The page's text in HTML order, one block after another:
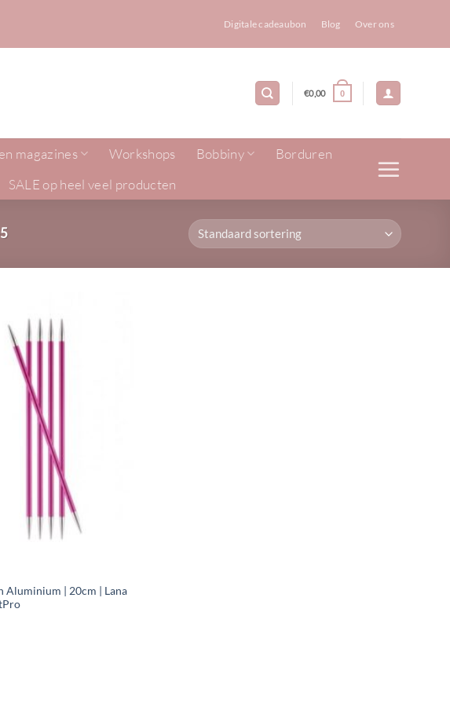
Digitale cadeaubon Blog Over ons
€0,00 0
magazines Workshops Bobbiny
Borduren
SALE op heel veel producten
Aluminium | 20cm | Lana